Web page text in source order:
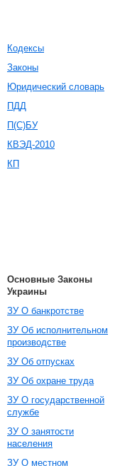
Кодексы
Законы
Юридический словарь
ПДД
П(С)БУ
КВЭД-2010
КП
Основные Законы
Украины
ЗУ О банкротстве
ЗУ Об исполнительном
производстве
ЗУ Об отпусках
ЗУ Об охране труда
ЗУ О государственной
службе
ЗУ О занятости
населения
ЗУ О местном